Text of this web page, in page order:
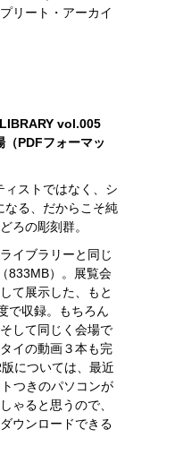
リート・アーカイ
vol.005
（PDFフォーマッ
ィストではなく、シ
なる、だからこそ純
ろの彫刻群。
イブラリーと同じ
833MB）。展覧会
て展示した、もと
で収録。もちろん
して同じく会場で
イの動画３本も完
については、最近
つきのパソコンが
ゃると思うので、
ウンロードできる